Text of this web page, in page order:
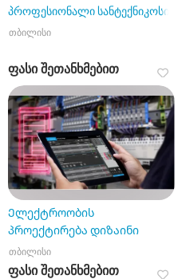
პროფესიონალი სანტექნიკოსი
თბილისი
ფასი შეთანხმებით
Ელექტროობის
პროექტირება დიზაინი
თბილისი
ფასი შეთანხმებით